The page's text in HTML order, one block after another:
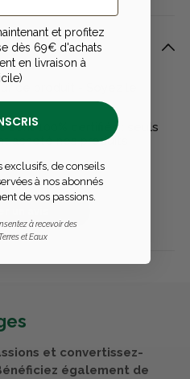
ce produit - Soyez le
sont 100% certifiés : seuls
acheté nos produits
et convertissez-
également de
et profitez
dès 69€ d'achats
en livraison à
exclusifs, de conseils
à nos abonnés
de vos passions.
à recevoir des
et Eaux